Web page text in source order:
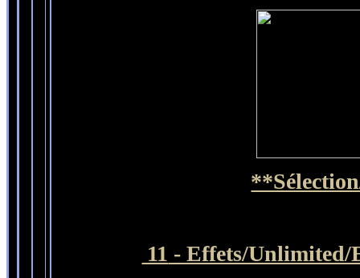
11 - Effets/Unlimited/